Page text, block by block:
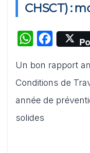
CHSCT) :
W
at
s
A
p
F
c
e
b
Un bon rapport
Conditions de
année de
solides